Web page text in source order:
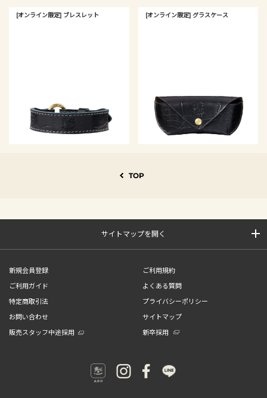
[オンライン限定] ブレスレット [オンライン限定] グラスケース
TOP
サイトマップを開く
新規会員登録
ご利用規約
ご利用ガイド
よくある質問
特定商取引法
プライバシーポリシー
お問い合わせ
サイトマップ
販売スタッフ中途採用
新卒採用